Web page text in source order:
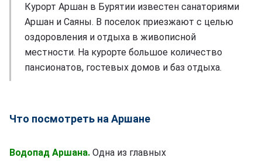
Курорт Аршан в Бурятии известен санаториями
Аршан и Саяны. В поселок приезжают с целью
оздоровления и отдыха в живописной
местности. На курорте большое количество
пансионатов, гостевых домов и баз отдыха.
Что посмотреть на Аршане
Водопад Аршана. Одна из главных